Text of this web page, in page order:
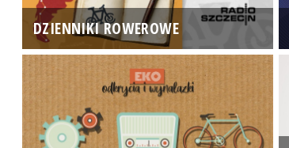
DZIENNIKI ROWEROWE